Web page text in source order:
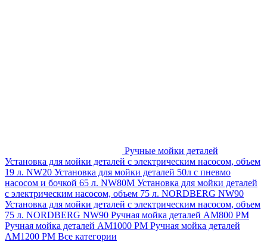
Ручные мойки деталей
Установка для мойки деталей с электрическим насосом, объем
19 л. NW20 Установка для мойки деталей 50л с пневмо
насосом и бочкой 65 л. NW80M Установка для мойки деталей
с электрическим насосом, объем 75 л. NORDBERG NW90
Установка для мойки деталей с электрическим насосом, объем
75 л. NORDBERG NW90 Ручная мойка деталей АМ800 РМ
Ручная мойка деталей АМ1000 РМ Ручная мойка деталей
АМ1200 РМ Все категории